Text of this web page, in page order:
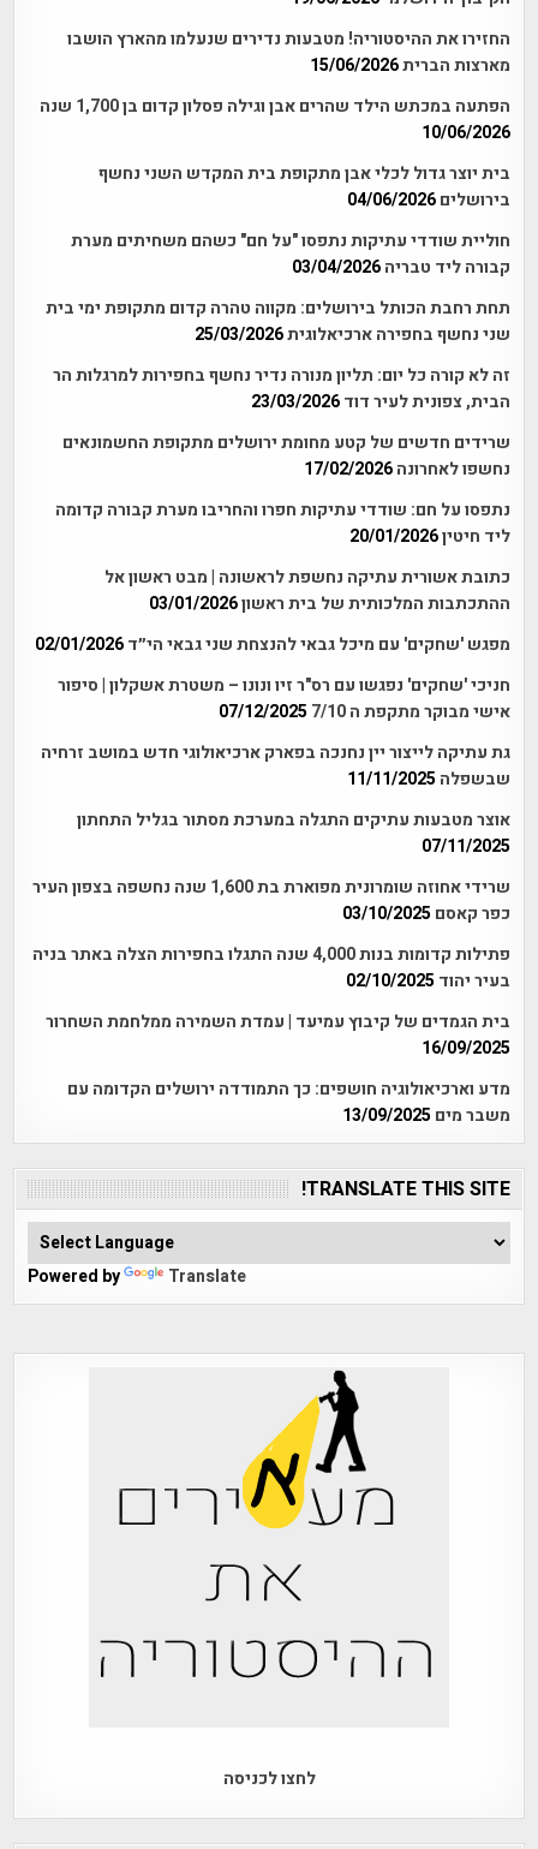
החזירו את ההיסטוריה! מטבעות נדירים שנעלמו מהארץ הושבו
מארצות הברית15/06/2026
הפתעה במכתש הילד שהרים אבן וגילה פסלון קדום בן 1,700 שנה
10/06/2026
בית יוצר גדול לכלי אבן מתקופת בית המקדש השני נחשף
בירושלים 04/06/2026
חוליית שודדי עתיקות נתפסו "על חם" כשהם משחיתים מערת
קבורה ליד טבריה 03/04/2026
תחת רחבת הכותל בירושלים: מקווה טהרה קדום מתקופת ימי בית
שני נחשף בחפירה ארכיאלוגית25/03/2026
זה לא קורה כל יום: תליון מנורה נדיר נחשף בחפירות למרגלות הר
הבית, צפונית לעיר דוד 23/03/2026
שרידים חדשים של קטע מחומת ירושלים מתקופת החשמונאים
נחשפו לאחרונה 17/02/2026
נתפסו על חם: שודדי עתיקות חפרו והחריבו מערת קבורה קדומה
ליד חיטין20/01/2026
כתובת אשורית עתיקה נחשפת לראשונה | מבט ראשון אל
ההתכתבות המלכותית של בית ראשון03/01/2026
מפגש 'שחקים' עם מיכל גבאי להנצחת שני גבאי הי״ד 02/01/2026
חניכי 'שחקים' נפגשו עם רס"ר זיו ונונו – משטרת אשקלון | סיפור
אישי מבוקר מתקפת ה 7/10
07/12/2025
גת עתיקה לייצור יין נחנכה בפארק ארכיאולוגי חדש במושב זרחיה
שבשפלה 11/11/2025
אוצר מטבעות עתיקים התגלה במערכת מסתור בגליל התחתון
07/11/2025
שרידי אחוזה שומרונית מפוארת בת 1,600 שנה נחשפה בצפון העיר
כפר קאסם 03/10/2025
פתילות קדומות בנות 4,000 שנה התגלו בחפירות הצלה באתר בניה
בעיר יהוד 02/10/2025
בית הגמדים של קיבוץ עמיעד | עמדת השמירה ממלחמת השחרור
16/09/2025
מדע וארכיאולוגיה חושפים: כך התמודדה ירושלים הקדומה עם
משבר מים 13/09/2025
TRANSLATE THIS SITE!
Powered by Translate
לחצו לכניסה